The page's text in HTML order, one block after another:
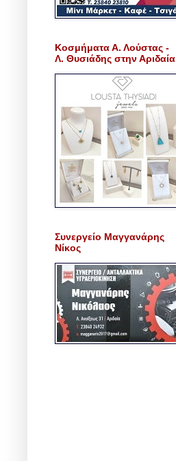
Κοσμήματα Α. Λούστας -
Λ. Θυσιάδης στην Αριδαία
Συνεργείο Μαγγανάρης
Νίκος